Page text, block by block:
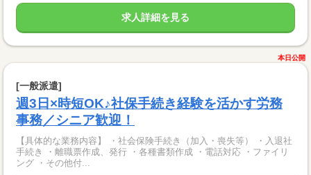
求人詳細を見る
本日公開
[一般派遣]
週3日×時短OK♪社保手続き経験を活かす労務
事務／シニア歓迎！
【具体的な業務内容】 ・社会保険手続き（加入・喪失等） ・入退社
手続き ・離職票作成、発行 ・各種書類作成 ・電話対応 ・ファイリ
ング ・その他付...